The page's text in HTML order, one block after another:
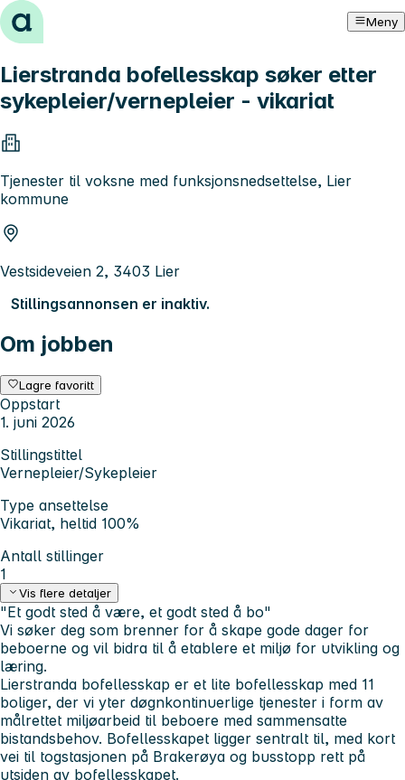
Hopp til innhold Meny
Lierstranda bofellesskap søker etter
sykepleier/vernepleier - vikariat
Tjenester til voksne med funksjonsnedsettelse, Lier
kommune
Vestsideveien 2, 3403 Lier
Stillingsannonsen er inaktiv.
Om jobben
Lagre favoritt
Oppstart
1. juni 2026
Stillingstittel
Vernepleier/Sykepleier
Type ansettelse
Vikariat, heltid 100%
Antall stillinger
1
Vis flere detaljer
"Et godt sted å være, et godt sted å bo"
Vi søker deg som brenner for å skape gode dager for
beboerne og vil bidra til å etablere et miljø for utvikling og
læring.
Lierstranda bofellesskap er et lite bofellesskap med 11
boliger, der vi yter døgnkontinuerlige tjenester i form av
målrettet miljøarbeid til beboere med sammensatte
bistandsbehov. Bofellesskapet ligger sentralt til, med kort
vei til togstasjonen på Brakerøya og busstopp rett på
utsiden av bofellesskapet.